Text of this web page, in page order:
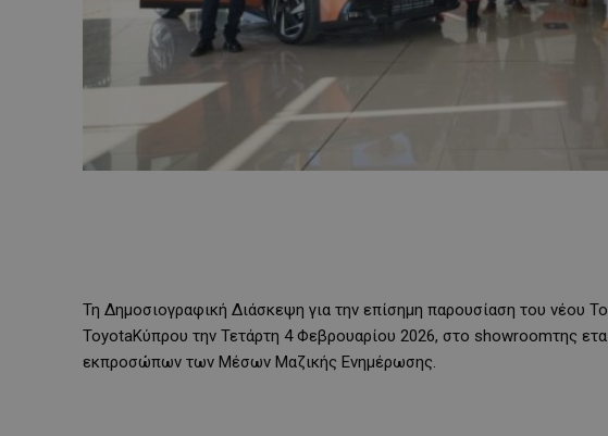
Τη Δημοσιογραφική Διάσκεψη για την επίσημη παρουσίαση του νέου
ToyotaΚύπρου την Τετάρτη 4 Φεβρουαρίου 2026, στο showroomτης
εκπροσώπων των Μέσων Μαζικής Ενημέρωσης.